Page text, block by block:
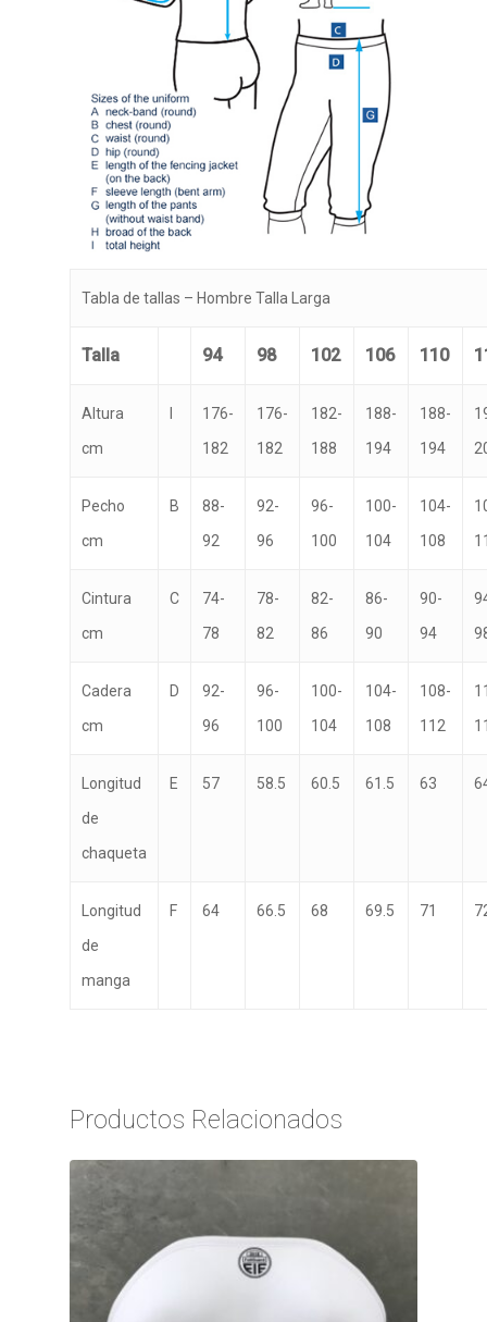
Tabla de tallas – Hombre Talla Larga
Talla 94 98 102 106 110
Altura
cm
176-
182
176-
182
182-
188
188-
194
188-
194
Pecho
cm
B
88-
92
92-
96
96-
100
100-
104
104-
108
Cintura
cm
C
74-
78
78-
82
82-
86
86-
90
90-
94
Cadera
cm
D
92-
96
96-
100
100-
104
104-
108
108-
112
Longitud
de
chaqueta
E 57 58.5 60.5 61.5 63
Longitud
de
manga
F 64 66.5 68 69.5 71
Productos Relacionados